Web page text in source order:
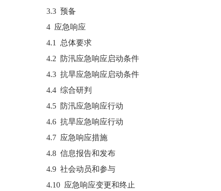
3.3 预备
4 应急响应
4.1 总体要求
4.2 防汛应急响应启动条件
4.3 抗旱应急响应启动条件
4.4 综合研判
4.5 防汛应急响应行动
4.6 抗旱应急响应行动
4.7 应急响应措施
4.8 信息报告和发布
4.9 社会动员和参与
4.10 应急响应变更和终止